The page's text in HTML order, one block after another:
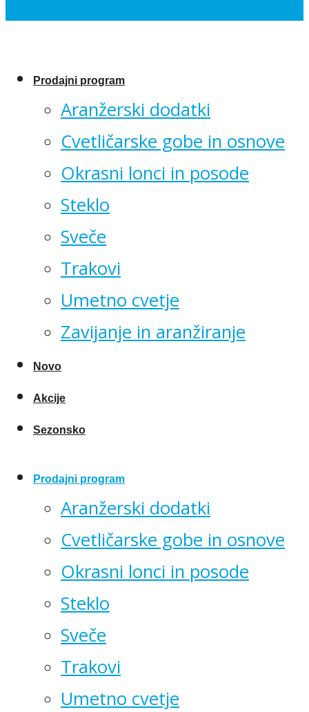
Prodajni program
Aranžerski dodatki
Cvetličarske gobe in osnove
Okrasni lonci in posode
Steklo
Sveče
Trakovi
Umetno cvetje
Zavijanje in aranžiranje
Novo
Akcije
Sezonsko
Prodajni program
Aranžerski dodatki
Cvetličarske gobe in osnove
Okrasni lonci in posode
Steklo
Sveče
Trakovi
Umetno cvetje